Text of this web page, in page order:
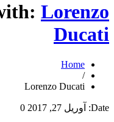
Lorenzo
Ducati
Home
/
Lorenzo Ducati
Date: آوریل 27, 2017 0